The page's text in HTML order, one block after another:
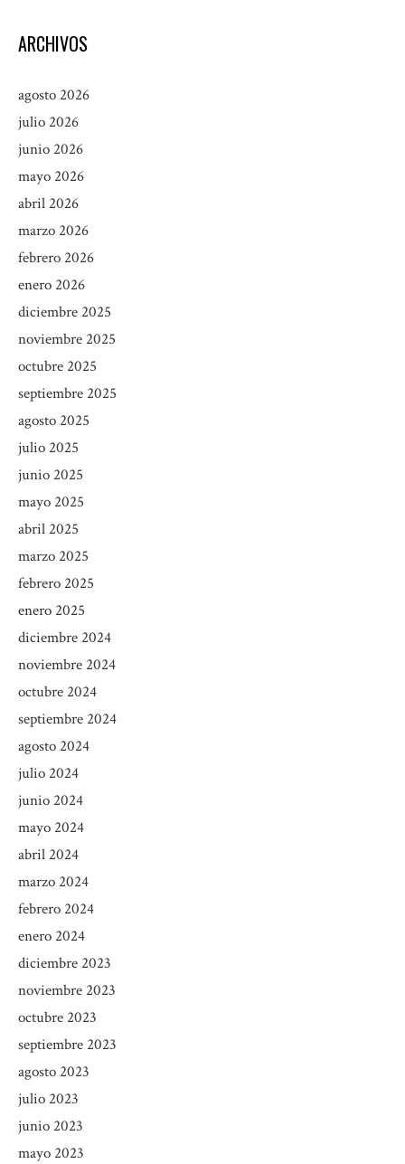
ARCHIVOS
agosto 2026
julio 2026
junio 2026
mayo 2026
abril 2026
marzo 2026
febrero 2026
enero 2026
diciembre 2025
noviembre 2025
octubre 2025
septiembre 2025
agosto 2025
julio 2025
junio 2025
mayo 2025
abril 2025
marzo 2025
febrero 2025
enero 2025
diciembre 2024
noviembre 2024
octubre 2024
septiembre 2024
agosto 2024
julio 2024
junio 2024
mayo 2024
abril 2024
marzo 2024
febrero 2024
enero 2024
diciembre 2023
noviembre 2023
octubre 2023
septiembre 2023
agosto 2023
julio 2023
junio 2023
mayo 2023